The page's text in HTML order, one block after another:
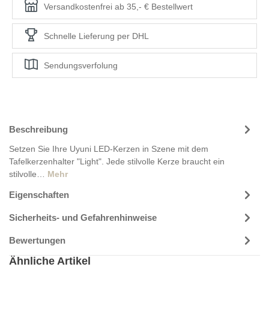
Versandkostenfrei ab 35,- € Bestellwert
Schnelle Lieferung per DHL
Sendungsverfolung
Beschreibung
Setzen Sie Ihre Uyuni LED-Kerzen in Szene mit dem
Tafelkerzenhalter "Light". Jede stilvolle Kerze braucht ein
stilvolle… Mehr
Eigenschaften
Sicherheits- und Gefahrenhinweise
Bewertungen
Ähnliche Artikel